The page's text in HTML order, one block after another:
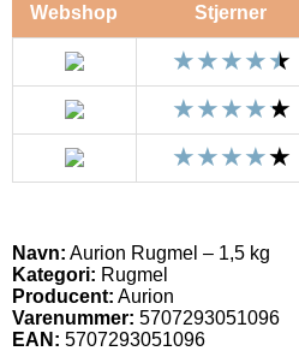
Webshop Stjerner
Navn: Aurion Rugmel – 1,5 kg
Kategori: Rugmel
Producent: Aurion
Varenummer: 5707293051096
EAN: 5707293051096